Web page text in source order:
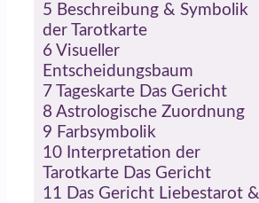
5 Beschreibung & Symbolik
der Tarotkarte
6 Visueller
Entscheidungsbaum
7 Tageskarte Das Gericht
8 Astrologische Zuordnung
9 Farbsymbolik
10 Interpretation der
Tarotkarte Das Gericht
11 Das Gericht Liebestarot &